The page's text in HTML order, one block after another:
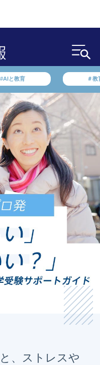
#AIと教育 ＃教
、ストレスや